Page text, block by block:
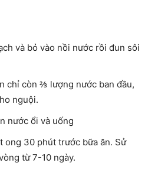
và bỏ vào nồi nước rồi đun sôi
chỉ còn ⅔ lượng nước ban đầu,
nguội.
nước ổi và uống
ong 30 phút trước bữa ăn. Sử
từ 7-10 ngày.